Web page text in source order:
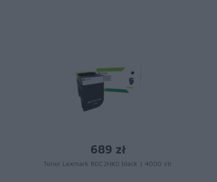
689 zł
Toner Lexmark 80C2HK0 black | 4000 str.